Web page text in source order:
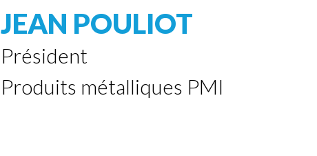
JEAN POULIOT
Président
Produits métalliques PMI